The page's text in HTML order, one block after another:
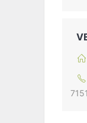
7151